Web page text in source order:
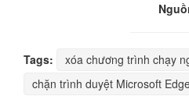
Tags:
xóa chương trình chạy
chặn trình duyệt Microsoft